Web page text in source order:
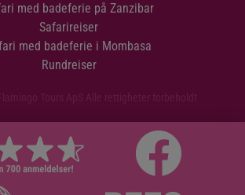
med badeferie på Zanzibar
Safarireiser
med badeferie i Mombasa
Rundreiser